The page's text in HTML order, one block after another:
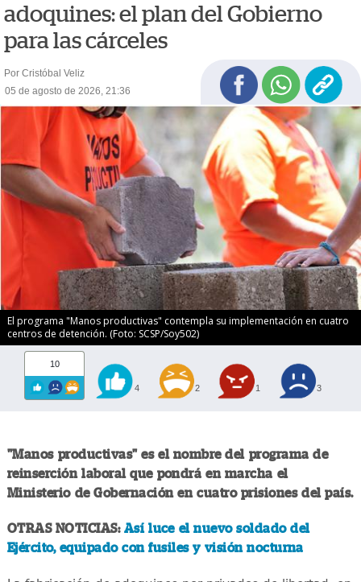
adoquines: el plan del Gobierno
para las cárceles
Por Cristóbal Veliz
05 de agosto de 2026, 21:36
El programa "Manos productivas" contempla su implementación en cuatro
centros de detención. (Foto: SCSP/Soy502)
10
4 2 1 3
"Manos productivas" es el nombre del programa de
reinserción laboral que pondrá en marcha el
Ministerio de Gobernación en cuatro prisiones del país.
OTRAS NOTICIAS: Así luce el nuevo soldado del
Ejército, equipado con fusiles y visión nocturna